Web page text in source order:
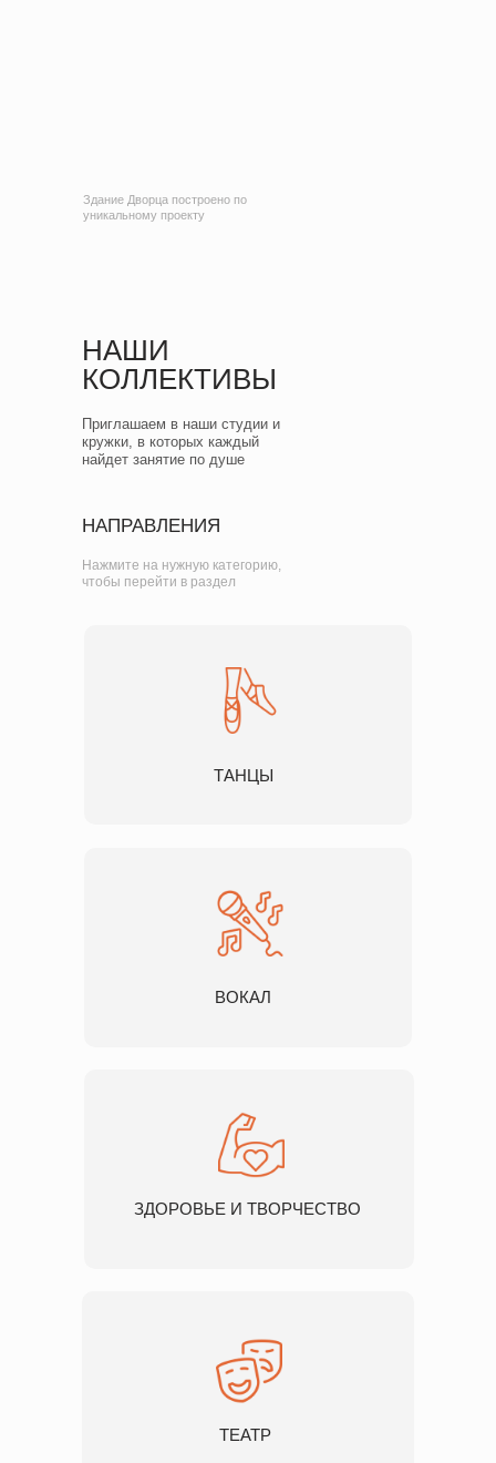
Здание Дворца построено по
уникальному проекту
НАШИ
КОЛЛЕКТИВЫ
НАПРАВЛЕНИЯ
Приглашаем в наши студии и
кружки, в которых каждый
найдет занятие по душе
Нажмите на нужную категорию,
чтобы перейти в раздел
ТАНЦЫ
ВОКАЛ
ЗДОРОВЬЕ И ТВОРЧЕСТВО
ТЕАТР